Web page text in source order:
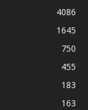
4086
1645
750
455
183
163